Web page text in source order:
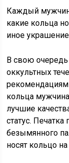
Каждый
какие кольца
иное
В свою очередь
оккультных
кольца
лучшие
статус. Печатка
безымянного
носят кольцо